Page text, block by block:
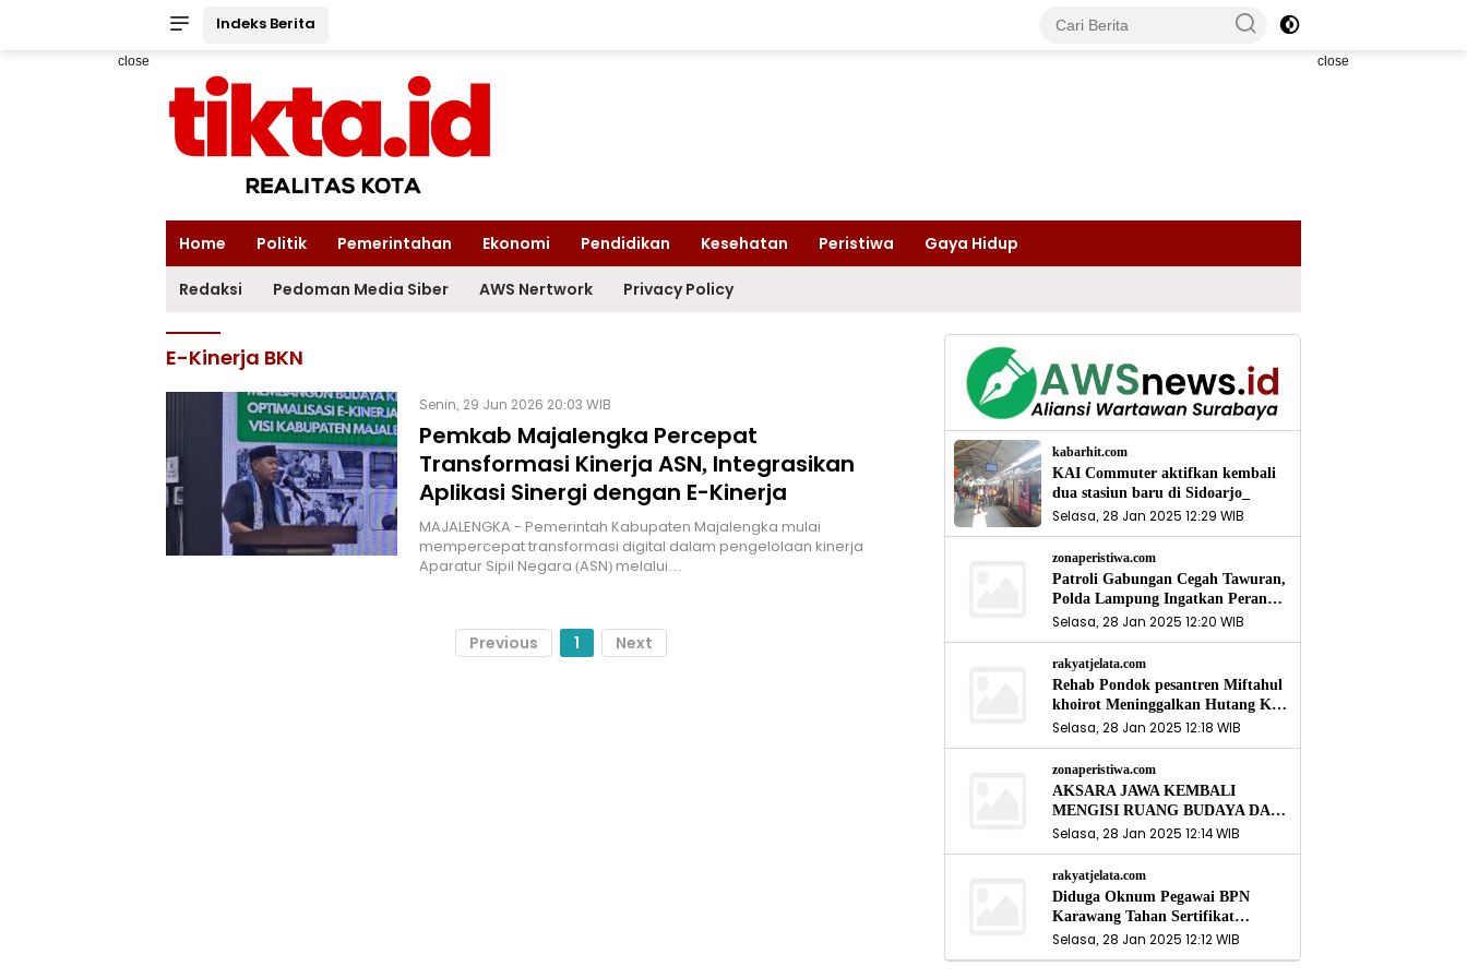
Indeks Berita
close close
Home Politik Pemerintahan Ekonomi Pendidikan Kesehatan Peristiwa Gaya Hidup
Redaksi Pedoman Media Siber AWS Nertwork Privacy Policy
E-Kinerja BKN
Senin, 29 Jun 2026 20:03 WIB
Pemkab Majalengka Percepat
Transformasi Kinerja ASN, Integrasikan
Aplikasi Sinergi dengan E-Kinerja
MAJALENGKA - Pemerintah Kabupaten Majalengka mulai
mempercepat transformasi digital dalam pengelolaan kinerja
Aparatur Sipil Negara (ASN) melalui…
Previous 1 Next
kabarhit.com
KAI Commuter aktifkan kembali
dua stasiun baru di Sidoarjo_
Selasa, 28 Jan 2025 12:29 WIB
zonaperistiwa.com
Patroli Gabungan Cegah Tawuran,
Polda Lampung Ingatkan Peran
Orang Tua
Selasa, 28 Jan 2025 12:20 WIB
rakyatjelata.com
Rehab Pondok pesantren Miftahul
khoirot Meninggalkan Hutang Ke
Material, Mantan Kadis PUPR
Selasa, 28 Jan 2025 12:18 WIB
zonaperistiwa.com
AKSARA JAWA KEMBALI
MENGISI RUANG BUDAYA DAN
SITUS LELUHUR NUSANTARA
Selasa, 28 Jan 2025 12:14 WIB
rakyatjelata.com
Diduga Oknum Pegawai BPN
Karawang Tahan Sertifikat
Pemohon PTSL
Selasa, 28 Jan 2025 12:12 WIB